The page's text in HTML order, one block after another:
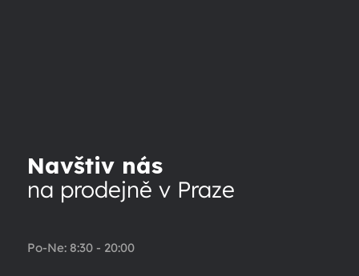
Navštiv nás
na prodejně v Praze
Po-Ne: 8:30 - 20:00